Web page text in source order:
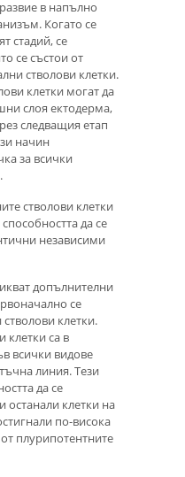
в напълно
Когато се
стадий, се
се състои от
стволови клетки.
клетки могат да
слоя ектодерма,
следващия етап
начин
за всички
стволови клетки
да се
независими
допълнителни
се
клетки.
клетки са в
всички видове
линия. Тези
да се
останали клетки на
по-висока
плурипотентните